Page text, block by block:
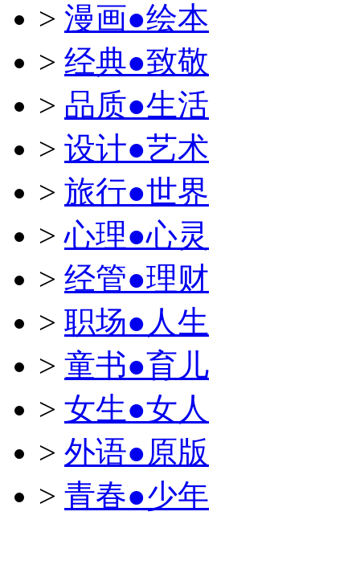
> 漫画●绘本
> 经典●致敬
> 品质●生活
> 设计●艺术
> 旅行●世界
>心理●心灵
> 经管●理财
> 职场●人生
> 童书●育儿
> 女生●女人
> 外语●原版
> 青春●少年